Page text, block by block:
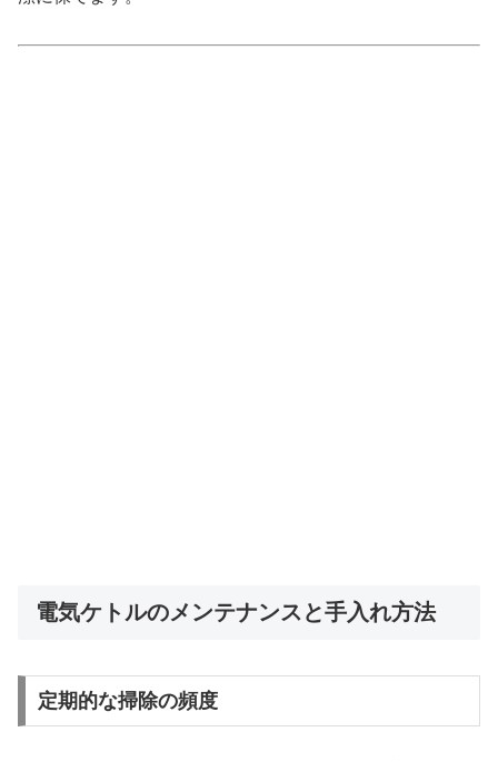
電気ケトルのメンテナンスと手入れ方法
定期的な掃除の頻度